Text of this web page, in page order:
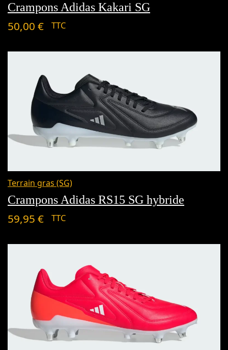
Crampons Adidas Kakari SG
50,00 € TTC
Terrain gras (SG)
Crampons Adidas RS15 SG hybride
59,95 € TTC